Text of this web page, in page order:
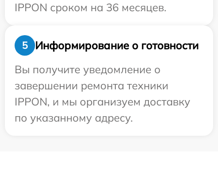
IPPON сроком на 36 месяцев.
5
Информирование о готовности
Вы получите уведомление о
завершении ремонта техники
IPPON, и мы организуем доставку
по указанному адресу.